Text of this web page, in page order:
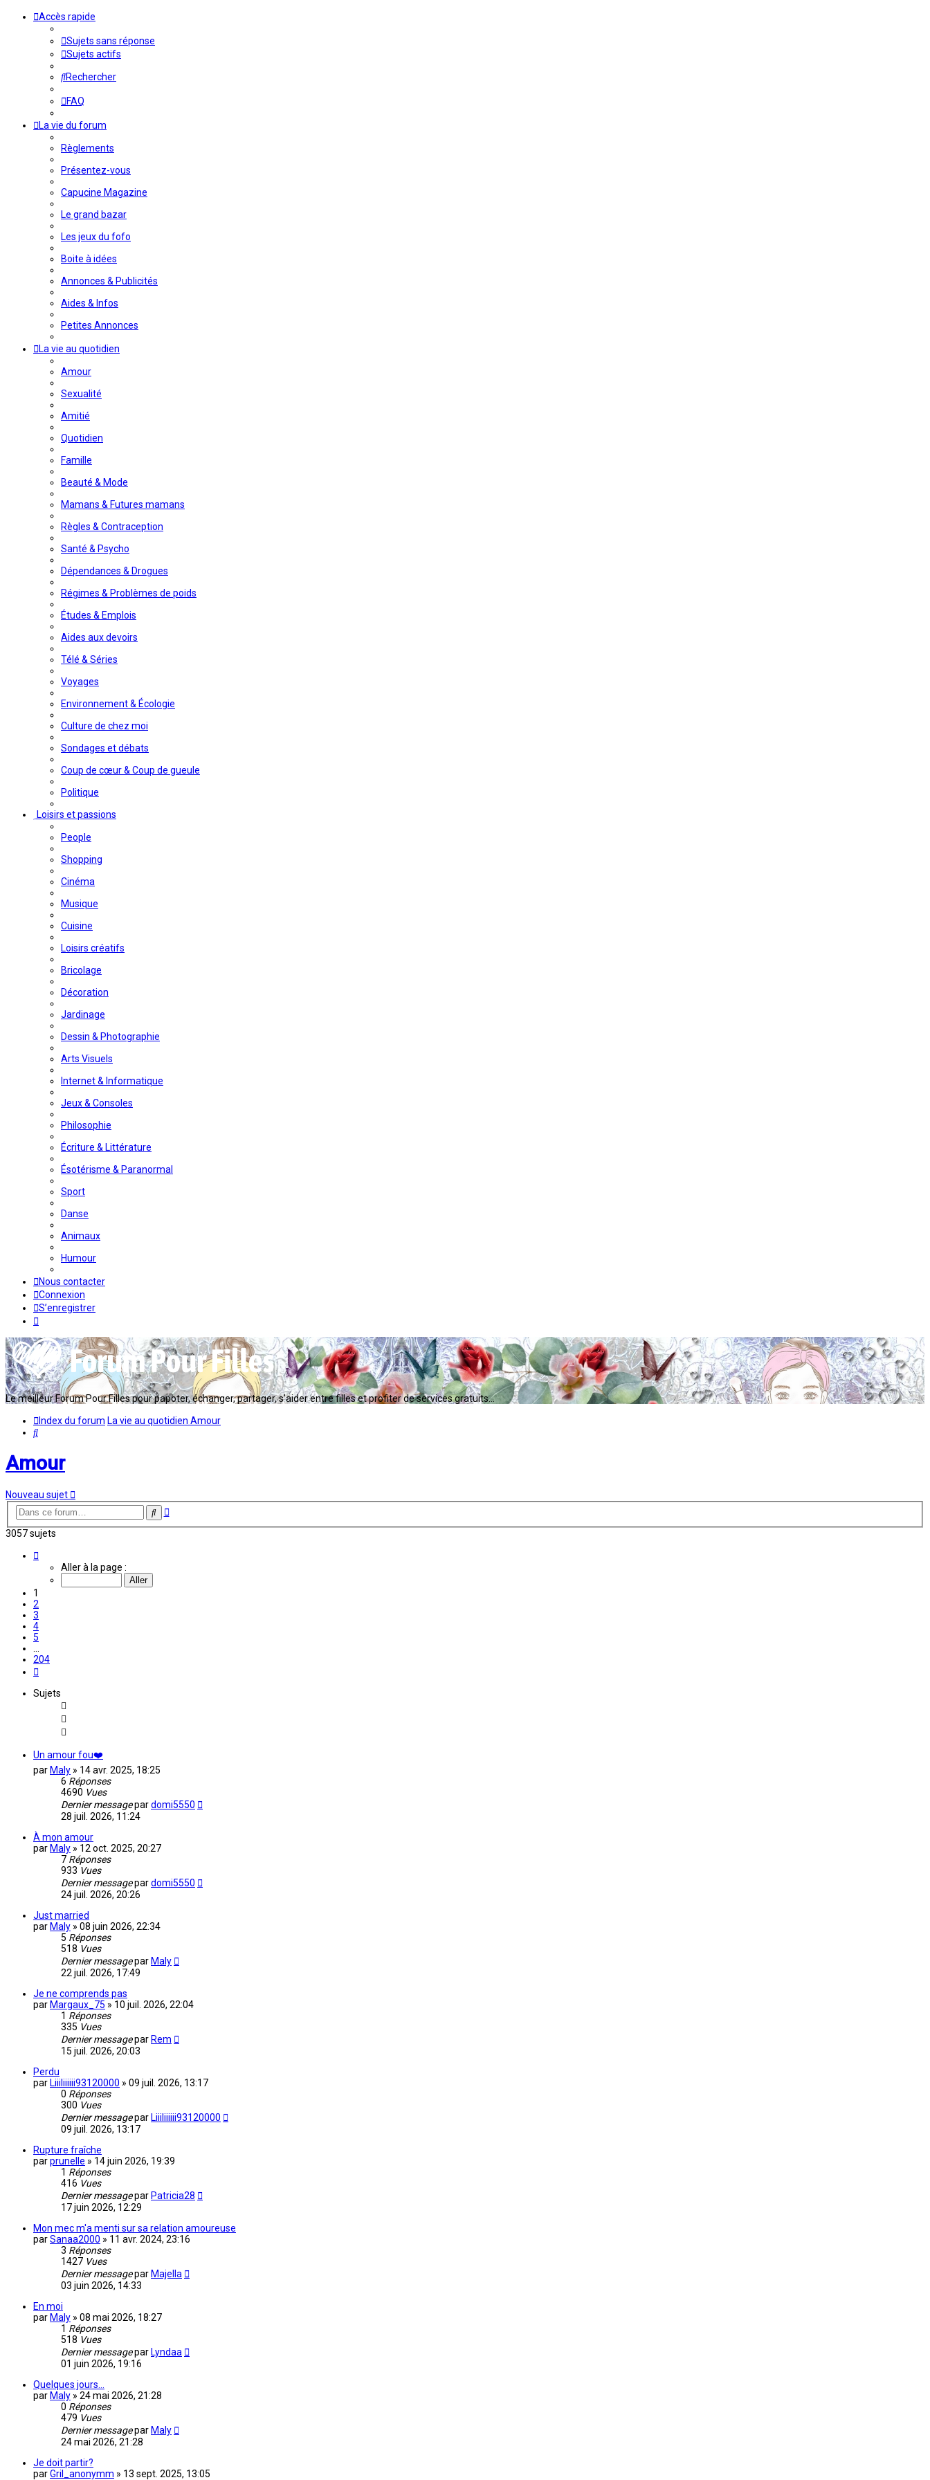
Accès rapide
Sujets sans réponse
Sujets actifs
Rechercher
FAQ
La vie du forum
Règlements
Présentez-vous
Capucine Magazine
Le grand bazar
Les jeux du fofo
Boite à idées
Annonces & Publicités
Aides & Infos
Petites Annonces
La vie au quotidien
Amour
Sexualité
Amitié
Quotidien
Famille
Beauté & Mode
Mamans & Futures mamans
Règles & Contraception
Santé & Psycho
Dépendances & Drogues
Régimes & Problèmes de poids
Études & Emplois
Aides aux devoirs
Télé & Séries
Voyages
Environnement & Écologie
Culture de chez moi
Sondages et débats
Coup de cœur & Coup de gueule
Politique
Loisirs et passions
People
Shopping
Cinéma
Musique
Cuisine
Loisirs créatifs
Bricolage
Décoration
Jardinage
Dessin & Photographie
Arts Visuels
Internet & Informatique
Jeux & Consoles
Philosophie
Écriture & Littérature
Ésotérisme & Paranormal
Sport
Danse
Animaux
Humour
Nous contacter
Connexion
S’enregistrer
Le meilleur Forum Pour Filles pour papoter, échanger, partager, s'aider entre filles et profiter de services gratuits...
Index du forum La vie au quotidien Amour
Rechercher
Amour
Nouveau sujet
Rechercher
Recherche
3057 sujets
Aller à la page :
1
2
3
4
5
204
Sujets
Un amour fou❤️
par Maly » 14 avr. 2025, 18:25
6 Réponses
4690 Vues
Dernier messagepardomi5550
28 juil. 2026, 11:24
À mon amour
par Maly » 12 oct. 2025, 20:27
7 Réponses
933 Vues
Dernier messagepardomi5550
24 juil. 2026, 20:26
Just married
par Maly » 08 juin 2026, 22:34
5 Réponses
518 Vues
Dernier messagepar Maly
22 juil. 2026, 17:49
Je ne comprends pas
par Margaux_75 » 10 juil. 2026, 22:04
1 Réponses
335 Vues
Dernier messagepar Rem
15 juil. 2026, 20:03
Perdu
par Liiiliiiiii93120000 » 09 juil. 2026, 13:17
0 Réponses
300 Vues
Dernier messagepar Liiiliiiiii93120000
09 juil. 2026, 13:17
Rupture fraîche
parprunelle » 14 juin 2026, 19:39
1 Réponses
416 Vues
Dernier messagepar Patricia28
17 juin 2026, 12:29
Mon mec m'a menti sur sa relation amoureuse
parSanaa2000 » 11 avr. 2024, 23:16
3 Réponses
1427 Vues
Dernier messagepar Majella
03 juin 2026, 14:33
En moi
par Maly » 08 mai 2026, 18:27
1 Réponses
518 Vues
Dernier messagepar Lyndaa
01 juin 2026, 19:16
Quelques jours...
par Maly » 24 mai 2026, 21:28
0 Réponses
479 Vues
Dernier messagepar Maly
24 mai 2026, 21:28
Je doit partir?
parGril_anonymm » 13 sept. 2025, 13:05